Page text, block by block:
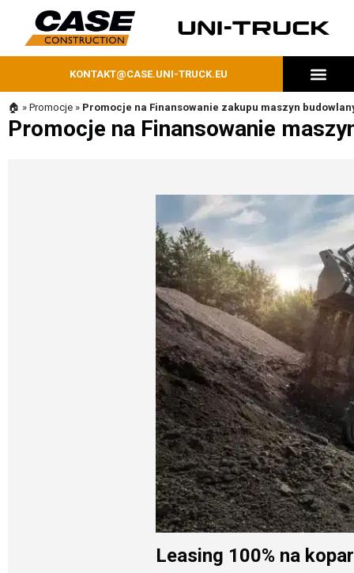
KONTAKT@CASE.UNI-TRUCK.EU
🏠 » Promocje » Promocje na Finansowanie zakupu maszyn
Promocje na Finansowanie
Leasing 100% na